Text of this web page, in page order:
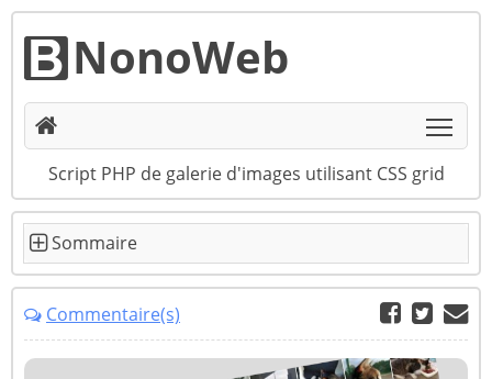
NonoWeb
Script PHP de galerie d'images utilisant CSS grid
Commentaire(s)